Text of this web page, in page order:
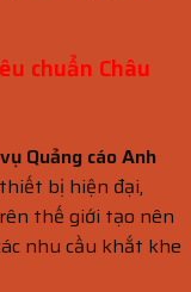
chuẩn Châu
Quảng cáo Anh
bị hiện đại,
thế giới tạo nên
nhu cầu khắt khe